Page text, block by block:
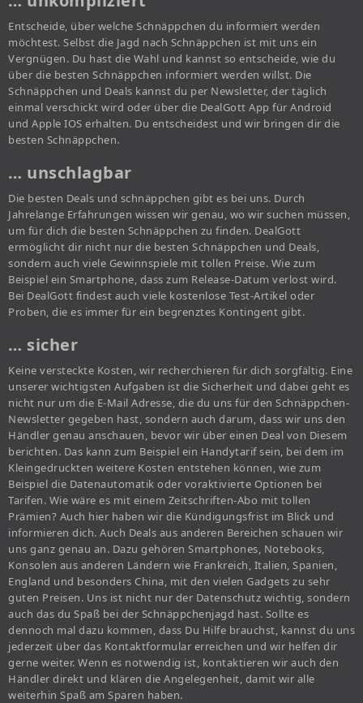
Entscheide, über welche Schnäppchen du informiert werden
möchtest. Selbst die Jagd nach Schnäppchen ist mit uns ein
Vergnügen. Du hast die Wahl und kannst so entscheide, wie du
über die besten Schnäppchen informiert werden willst. Die
Schnäppchen und Deals kannst du per Newsletter, der täglich
einmal verschickt wird oder über die DealGott App für Android
und Apple IOS erhalten. Du entscheidest und wir bringen dir die
besten Schnäppchen.
… unschlagbar
Die besten Deals und schnäppchen gibt es bei uns. Durch
Jahrelange Erfahrungen wissen wir genau, wo wir suchen müssen,
um für dich die besten Schnäppchen zu finden. DealGott
ermöglicht dir nicht nur die besten Schnäppchen und Deals,
sondern auch viele Gewinnspiele mit tollen Preise. Wie zum
Beispiel ein Smartphone, dass zum Release-Datum verlost wird.
Bei DealGott findest auch viele kostenlose Test-Artikel oder
Proben, die es immer für ein begrenztes Kontingent gibt.
… sicher
Keine versteckte Kosten, wir recherchieren für dich sorgfältig. Eine
unserer wichtigsten Aufgaben ist die Sicherheit und dabei geht es
nicht nur um die E-Mail Adresse, die du uns für den Schnäppchen-
Newsletter gegeben hast, sondern auch darum, dass wir uns den
Händler genau anschauen, bevor wir über einen Deal von Diesem
berichten. Das kann zum Beispiel ein Handytarif sein, bei dem im
Kleingedruckten weitere Kosten entstehen können, wie zum
Beispiel die Datenautomatik oder voraktivierte Optionen bei
Tarifen. Wie wäre es mit einem Zeitschriften-Abo mit tollen
Prämien? Auch hier haben wir die Kündigungsfrist im Blick und
informieren dich. Auch Deals aus anderen Bereichen schauen wir
uns ganz genau an. Dazu gehören Smartphones, Notebooks,
Konsolen aus anderen Ländern wie Frankreich, Italien, Spanien,
England und besonders China, mit den vielen Gadgets zu sehr
guten Preisen. Uns ist nicht nur der Datenschutz wichtig, sondern
auch das du Spaß bei der Schnäppchenjagd hast. Sollte es
dennoch mal dazu kommen, dass Du Hilfe brauchst, kannst du uns
jederzeit über das Kontaktformular erreichen und wir helfen dir
gerne weiter. Wenn es notwendig ist, kontaktieren wir auch den
Händler direkt und klären die Angelegenheit, damit wir alle
weiterhin Spaß am Sparen haben.